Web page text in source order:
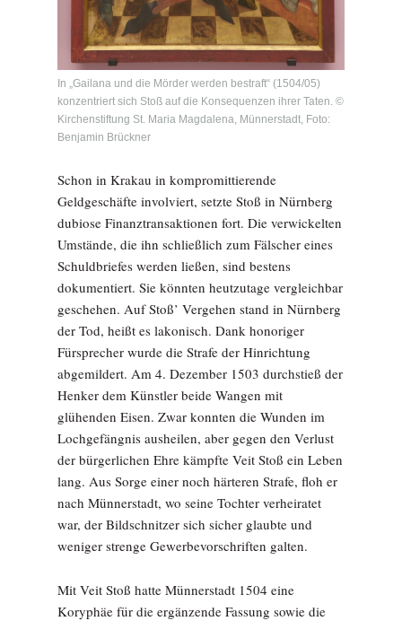
In „Gailana und die Mörder werden bestraft“ (1504/05)
konzentriert sich Stoß auf die Konsequenzen ihrer Taten. ©
Kirchenstiftung St. Maria Magdalena, Münnerstadt, Foto:
Benjamin Brückner
Schon in Krakau in kompromittierende
Geldgeschäfte involviert, setzte Stoß in Nürnberg
dubiose Finanztransaktionen fort. Die verwickelten
Umstände, die ihn schließlich zum Fälscher eines
Schuldbriefes werden ließen, sind bestens
dokumentiert. Sie könnten heutzutage vergleichbar
geschehen. Auf Stoß’ Vergehen stand in Nürnberg
der Tod, heißt es lakonisch. Dank honoriger
Fürsprecher wurde die Strafe der Hinrichtung
abgemildert. Am 4. Dezember 1503 durchstieß der
Henker dem Künstler beide Wangen mit
glühenden Eisen. Zwar konnten die Wunden im
Lochgefängnis ausheilen, aber gegen den Verlust
der bürgerlichen Ehre kämpfte Veit Stoß ein Leben
lang. Aus Sorge einer noch härteren Strafe, floh er
nach Münnerstadt, wo seine Tochter verheiratet
war, der Bildschnitzer sich sicher glaubte und
weniger strenge Gewerbevorschriften galten.
Mit Veit Stoß hatte Münnerstadt 1504 eine
Koryphäe für die ergänzende Fassung sowie die